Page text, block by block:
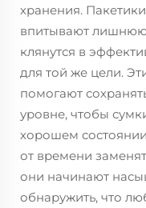
хранения.
впитывают лишнюю
клянутся в
для той же цели.
помогают
уровне, чтобы
хорошем
от времени
они начинают
обнаружить, что